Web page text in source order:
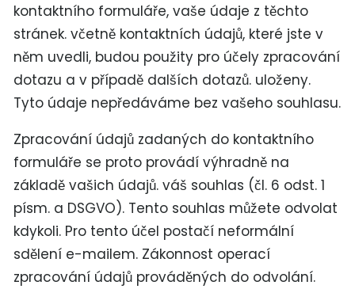
kontaktního formuláře, vaše údaje z těchto
stránek. včetně kontaktních údajů, které jste v
něm uvedli, budou použity pro účely zpracování
dotazu a v případě dalších dotazů. uloženy.
Tyto údaje nepředáváme bez vašeho souhlasu.
Zpracování údajů zadaných do kontaktního
formuláře se proto provádí výhradně na
základě vašich údajů. váš souhlas (čl. 6 odst. 1
písm. a DSGVO). Tento souhlas můžete odvolat
kdykoli. Pro tento účel postačí neformální
sdělení e-mailem. Zákonnost operací
zpracování údajů prováděných do odvolání.